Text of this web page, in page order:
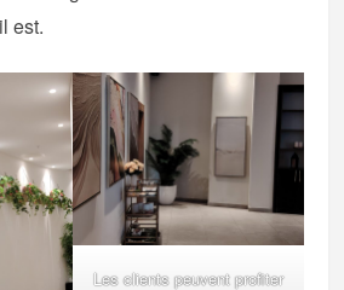
est.
Les clients peuvent profiter